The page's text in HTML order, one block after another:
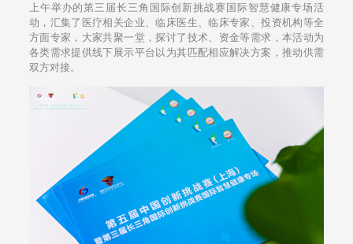
上午举办的第三届长三角国际创新挑战赛国际智慧健康专场活
动，汇集了医疗相关企业、临床医生、临床专家、投资机构等全
方面专家，大家共聚一堂，探讨了技术、资金等需求，本活动为
各类需求提供线下展示平台以为其匹配相应解决方案，推动供需
双方对接。